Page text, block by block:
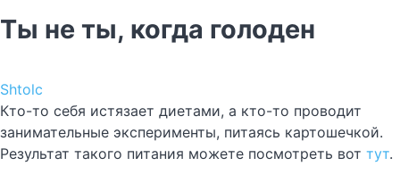
Ты не ты, когда голоден
Shtolc
Кто-то себя истязает диетами, а кто-то проводит
занимательные эксперименты, питаясь картошечкой.
Результат такого питания можете посмотреть вот тут.